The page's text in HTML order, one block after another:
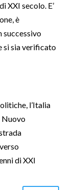
XXI secolo. E’
è
successivo
si sia verificato
l’Italia
Nuovo
di XXI